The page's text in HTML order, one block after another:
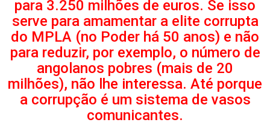
para 3.250 milhões de euros. Se isso
serve para amamentar a elite corrupta
do MPLA (no Poder há 50 anos) e não
para reduzir, por exemplo, o número de
angolanos pobres (mais de 20
milhões), não lhe interessa. Até porque
a corrupção é um sistema de vasos
comunicantes.